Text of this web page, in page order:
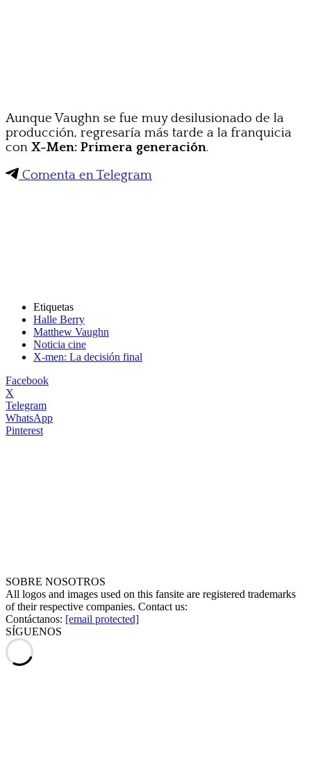
Aunque Vaughn se fue muy desilusionado de la
producción, regresaría más tarde a la franquicia
con X-Men: Primera generación.
Comenta en Telegram
Etiquetas
Halle Berry
Matthew Vaughn
Noticia cine
X-men: La decisión final
Facebook
X
Telegram
WhatsApp
Pinterest
SOBRE NOSOTROS
All logos and images used on this fansite are registered trademarks
of their respective companies. Contact us:
Contáctanos: [email protected]
SÍGUENOS